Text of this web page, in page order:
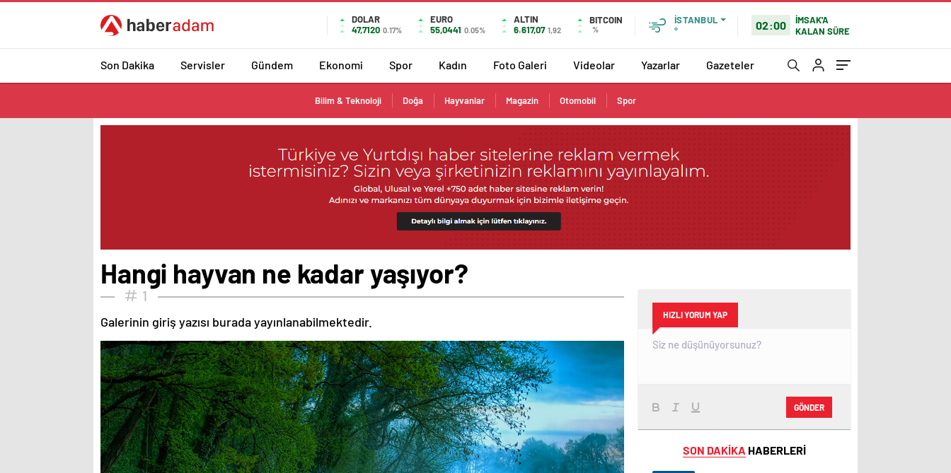
DOLAR
47,7120 0.17%
EURO
55,0441 0.05%
ALTIN
6.617,07 1,92
BITCOIN
%
İSTANBUL
°
02:00
İMSAK'A
KALAN SÜRE
Son Dakika Servisler Gündem Ekonomi Spor Kadın Foto Galeri Videolar Yazarlar Gazeteler
Bilim & Teknoloji Doğa Hayvanlar Magazin Otomobil Spor
Hangi hayvan ne kadar yaşıyor?
1
Galerinin giriş yazısı burada yayınlanabilmektedir. HIZLI YORUM YAP
GÖNDER
SON DAKİKA HABERLERİ